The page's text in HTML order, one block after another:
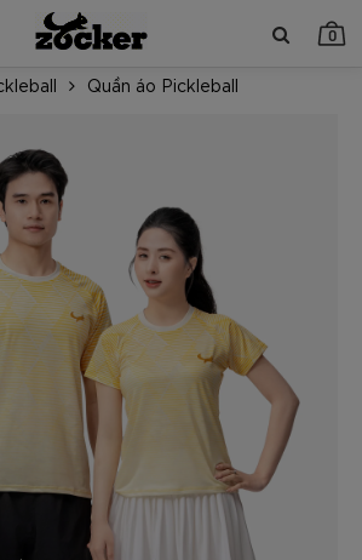
0
TIẾP TỤC MUA HÀNG
Quần áo Pickleball